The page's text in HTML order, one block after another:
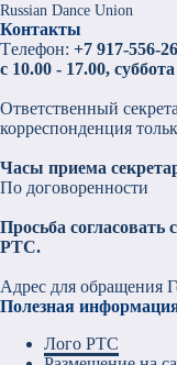
Russian Dance Union
Контакты
Tелефон: +7 917-556-
с 10.00 - 17.00,
Ответственный
корреспонденция
Часы приема
По договоренности
Просьба согласовать
РТС.
Адрес для обращения
Полезная
Лого РТС